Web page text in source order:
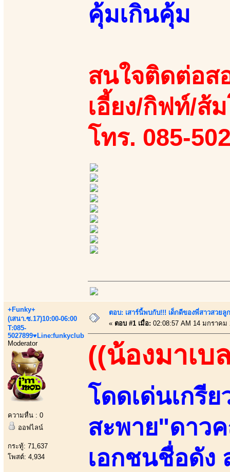
คุ้มเกินคุ้ม
สนใจติดต่อส
เอี้ยง/กิฟท์/ส้
โทร. 085-
+Funky+
(เสนา.ซ.17)10:00-06:00
T:085-
5027899♥Line:funkyclub
Moderator
ความหื่น : 0
ออฟไลน์
กระทู้: 71,637
โพสต์: 4,934
ตอบ: เสาร์นี้พบกับ!!! เด็กดีของพี่สาวสวยลู
« ตอบ #1 เมื่อ: 02:08:57 AM 14 มกราคม
((น้องมาเบ
โดดเด่นเกรี
สะพาย"ดาว
เอกชนชื่อดัง